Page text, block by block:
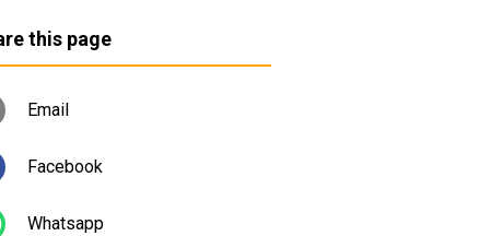
this page
Email
Facebook
Whatsapp